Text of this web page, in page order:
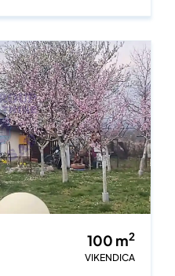
100 m2
VIKENDICA